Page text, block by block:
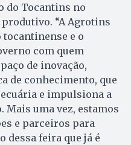
do Tocantins no
“A Agrotins
e o
com quem
de inovação,
de conhecimento, que
e impulsiona a
Mais uma vez, estamos
e parceiros para
dessa feira que já é